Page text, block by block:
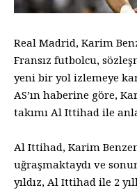
Real Madrid, Karim
Fransız futbolcu,
yeni bir yol izlemeye
AS’ın haberine göre,
takımı Al Ittihad ile
Al Ittihad, Karim
uğraşmaktaydı ve
yıldız, Al Ittihad ile 2